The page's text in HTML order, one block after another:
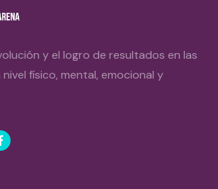
y el logro de resultados en las
físico, mental, emocional y